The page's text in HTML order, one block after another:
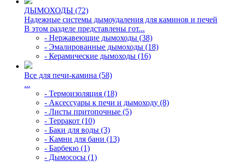
ДЫМОХОДЫ (72)
Надежные системы дымоудаления для каминов и печей
В этом разделе представлены гот...
- Нержавеющие дымоходы (38)
- Эмалированные дымоходы (18)
- Керамические дымоходы (16)
Все для печи-камина (58)
...
- Термоизоляция (18)
- Аксессуары к печи и дымоходу (8)
- Листы притопочные (5)
- Терракот (10)
- Баки для воды (3)
- Камни для бани (13)
- Барбекю (1)
- Дымососы (1)